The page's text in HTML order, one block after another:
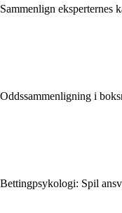
Sammenlign eksperternes
Odds­sammenligning i
Bettingpsykologi: Spil